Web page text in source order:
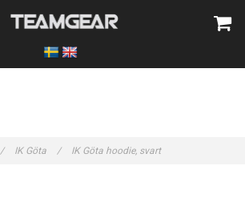
/ IK Göta / IK Göta hoodie, svart